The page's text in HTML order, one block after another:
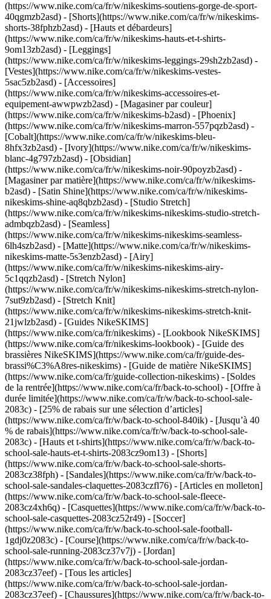
(https://www.nike.com/ca/fr/w/nikeskims-soutiens-gorge-de-sport-
40qgmzb2asd) - [Shorts](https://www.nike.com/ca/fr/w/nikeskims-
shorts-38fphzb2asd) - [Hauts et débardeurs]
(https://www.nike.com/ca/fr/w/nikeskims-hauts-et-t-shirts-
9om13zb2asd) - [Leggings]
(https://www.nike.com/ca/fr/w/nikeskims-leggings-29sh2zb2asd) -
[Vestes](https://www.nike.com/ca/fr/w/nikeskims-vestes-
5sac5zb2asd) - [Accessoires]
(https://www.nike.com/ca/fr/w/nikeskims-accessoires-et-
equipement-awwpwzb2asd) - [Magasiner par couleur]
(https://www.nike.com/ca/fr/w/nikeskims-b2asd) - [Phoenix]
(https://www.nike.com/ca/fr/w/nikeskims-marron-557pqzb2asd) -
[Cobalt](https://www.nike.com/ca/fr/w/nikeskims-bleu-
8hfx3zb2asd) - [Ivory](https://www.nike.com/ca/fr/w/nikeskims-
blanc-4g797zb2asd) - [Obsidian]
(https://www.nike.com/ca/fr/w/nikeskims-noir-90poyzb2asd) -
[Magasiner par matière](https://www.nike.com/ca/fr/w/nikeskims-
b2asd) - [Satin Shine](https://www.nike.com/ca/fr/w/nikeskims-
nikeskims-shine-aq8qbzb2asd) - [Studio Stretch]
(https://www.nike.com/ca/fr/w/nikeskims-nikeskims-studio-stretch-
admbqzb2asd) - [Seamless]
(https://www.nike.com/ca/fr/w/nikeskims-nikeskims-seamless-
6lh4szb2asd) - [Matte](https://www.nike.com/ca/fr/w/nikeskims-
nikeskims-matte-5s3enzb2asd) - [Airy]
(https://www.nike.com/ca/fr/w/nikeskims-nikeskims-airy-
5c1qqzb2asd) - [Stretch Nylon]
(https://www.nike.com/ca/fr/w/nikeskims-nikeskims-stretch-nylon-
7sut9zb2asd) - [Stretch Knit]
(https://www.nike.com/ca/fr/w/nikeskims-nikeskims-stretch-knit-
21jwlzb2asd) - [Guides NikeSKIMS]
(https://www.nike.com/ca/fr/nikeskims) - [Lookbook NikeSKIMS]
(https://www.nike.com/ca/fr/nikeskims-lookbook) - [Guide des
brassières NikeSKIMS](https://www.nike.com/ca/fr/guide-des-
brassi%C3%A8res-nikeskims) - [Guide de matière NikeSKIMS]
(https://www.nike.com/ca/fr/guide-collection-nikeskims) - [Soldes
de la rentrée](https://www.nike.com/ca/fr/back-to-school) - [Offre à
durée limitée](https://www.nike.com/ca/fr/w/back-to-school-sale-
2083c) - [25% de rabais sur une sélection d’articles]
(https://www.nike.com/ca/fr/w/back-to-school-840ik) - [Jusqu’à 40
% de rabais](https://www.nike.com/ca/fr/w/back-to-school-sale-
2083c) - [Hauts et t-shirts](https://www.nike.com/ca/fr/w/back-to-
school-sale-hauts-et-t-shirts-2083cz9om13) - [Shorts]
(https://www.nike.com/ca/fr/w/back-to-school-sale-shorts-
2083cz38fph) - [Sandales](https://www.nike.com/ca/fr/w/back-to-
school-sale-sandales-claquettes-2083czfl76) - [Articles en molleton]
(https://www.nike.com/ca/fr/w/back-to-school-sale-fleece-
2083cz4xh6q) - [Casquettes](https://www.nike.com/ca/fr/w/back-to-
school-sale-casquettes-2083cz52r49) - [Soccer]
(https://www.nike.com/ca/fr/w/back-to-school-sale-football-
1gdj0z2083c) - [Course](https://www.nike.com/ca/fr/w/back-to-
school-sale-running-2083cz37v7j) - [Jordan]
(https://www.nike.com/ca/fr/w/back-to-school-sale-jordan-
2083cz37eef) - [Tous les articles]
(https://www.nike.com/ca/fr/w/back-to-school-sale-jordan-
2083cz37eef) - [Chaussures](https://www.nike.com/ca/fr/w/back-to-